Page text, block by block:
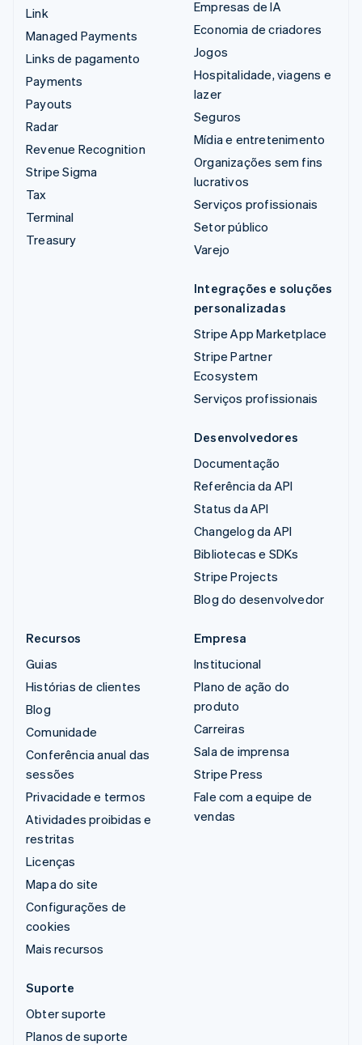
Link
Managed Payments
Links de pagamento
Payments
Payouts
Radar
Revenue Recognition
Stripe Sigma
Tax
Terminal
Treasury
Empresas de IA
Economia de criadores
Jogos
Hospitalidade, viagens e
lazer
Seguros
Mídia e entretenimento
Organizações sem fins
lucrativos
Serviços profissionais
Setor público
Varejo
Integrações e soluções
personalizadas
Stripe App Marketplace
Stripe Partner
Ecosystem
Serviços profissionais
Desenvolvedores
Documentação
Referência da API
Status da API
Changelog da API
Bibliotecas e SDKs
Stripe Projects
Blog do desenvolvedor
Recursos
Guias
Histórias de clientes
Blog
Comunidade
Conferência anual das
sessões
Privacidade e termos
Atividades proibidas e
restritas
Licenças
Mapa do site
Configurações de
cookies
Mais recursos
Empresa
Institucional
Plano de ação do
produto
Carreiras
Sala de imprensa
Stripe Press
Fale com a equipe de
vendas
Suporte
Obter suporte
Planos de suporte